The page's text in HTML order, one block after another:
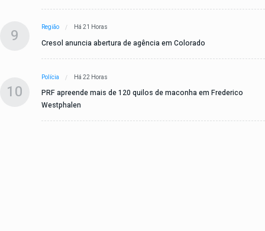
9 Região Há 21 Horas
Cresol anuncia abertura de agência em Colorado
10
Polícia Há 22 Horas
PRF apreende mais de 120 quilos de maconha em Frederico
Westphalen